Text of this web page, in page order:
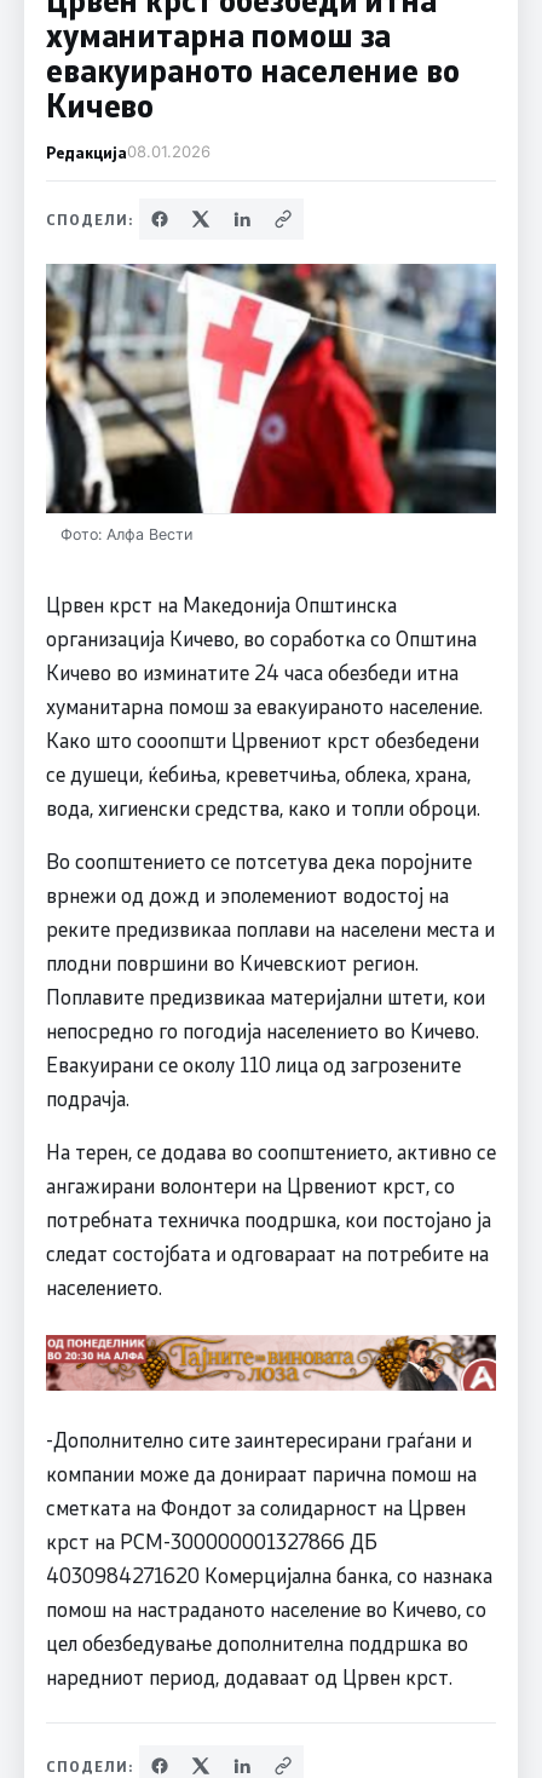
хуманитарна помош за
евакуираното население во
Кичево
Редакција08.01.2026
СПОДЕЛИ:
Фото: Алфа Вести
Црвен крст на Македонија Општинска
организација Кичево, во соработка со Општина
Кичево во изминатите 24 часа обезбеди итна
хуманитарна помош за евакуираното население.
Како што сооопшти Црвениот крст обезбедени
се душеци, ќебиња, креветчиња, облека, храна,
вода, хигиенски средства, како и топли оброци.
Во соопштението се потсетува дека поројните
врнежи од дожд и эполемениот водостој на
реките предизвикаа поплави на населени места и
плодни површини во Кичевскиот регион.
Поплавите предизвикаа материјални штети, кои
непосредно го погодија населението во Кичево.
Евакуирани се околу 110 лица од загрозените
подрачја.
На терен, се додава во соопштението, активно се
ангажирани волонтери на Црвениот крст, со
потребната техничка поодршка, кои постојано ја
следат состојбата и одговараат на потребите на
населението.
-Дополнително сите заинтересирани граѓани и
компании може да донираат парична помош на
сметката на Фондот за солидарност на Црвен
крст на РСМ-300000001327866 ДБ
4030984271620 Комерцијална банка, со назнака
помош на настраданото население во Кичево, со
цел обезбедување дополнителна поддршка во
наредниот период, додаваат од Црвен крст.
СПОДЕЛИ: